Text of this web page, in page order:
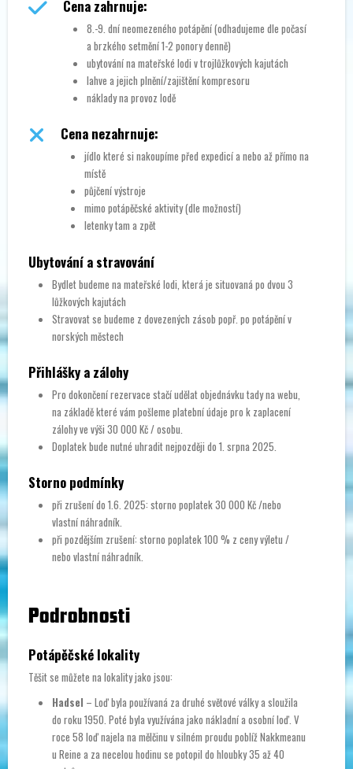
Cena zahrnuje:
8.-9. dní neomezeného potápění (odhadujeme dle počasí
a brzkého setmění 1-2 ponory denně)
ubytování na mateřské lodi v trojlůžkových kajutách
lahve a jejich plnění/zajištění kompresoru
náklady na provoz lodě
Cena nezahrnuje:
jídlo které si nakoupíme před expedicí a nebo až přímo na
místě
půjčení výstroje
mimo potápěčské aktivity (dle možností)
letenky tam a zpět
Ubytování a stravování
Bydlet budeme na mateřské lodi, která je situovaná po dvou 3
lůžkových kajutách
Stravovat se budeme z dovezených zásob popř. po potápění v
norských městech
Přihlášky a zálohy
Pro dokončení rezervace stačí udělat objednávku tady na webu,
na základě které vám pošleme platební údaje pro k zaplacení
zálohy ve výši 30 000 Kč / osobu.
Doplatek bude nutné uhradit nejpozději do 1. srpna 2025.
Storno podmínky
při zrušení do 1.6. 2025: storno poplatek 30 000 Kč /nebo
vlastní náhradník.
při pozdějším zrušení: storno poplatek 100 % z ceny výletu /
nebo vlastní náhradník.
Podrobnosti
Potápěčské lokality
Těšit se můžete na lokality jako jsou:
Hadsel – Loď byla používaná za druhé světové války a sloužila
do roku 1950. Poté byla využívána jako nákladní a osobní loď. V
roce 58 loď najela na mělčinu v silném proudu poblíž Nakkmeanu
u Reine a za necelou hodinu se potopil do hloubky 35 až 40